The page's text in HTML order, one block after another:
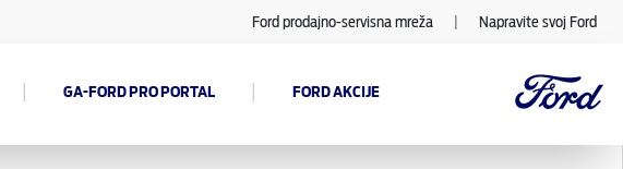
Ford prodajno-servisna mreža Napravite svoj Ford
GA-FORD PRO PORTAL FORD AKCIJE